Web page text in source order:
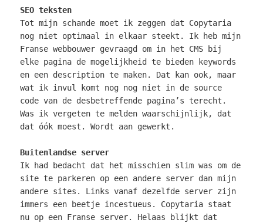
SEO teksten
Tot mijn schande moet ik zeggen dat Copytaria
nog niet optimaal in elkaar steekt. Ik heb mijn
Franse webbouwer gevraagd om in het CMS bij
elke pagina de mogelijkheid te bieden keywords
en een description te maken. Dat kan ook, maar
wat ik invul komt nog nog niet in de source
code van de desbetreffende pagina’s terecht.
Was ik vergeten te melden waarschijnlijk, dat
dat óók moest. Wordt aan gewerkt.
Buitenlandse server
Ik had bedacht dat het misschien slim was om de
site te parkeren op een andere server dan mijn
andere sites. Links vanaf dezelfde server zijn
immers een beetje incestueus. Copytaria staat
nu op een Franse server. Helaas blijkt dat